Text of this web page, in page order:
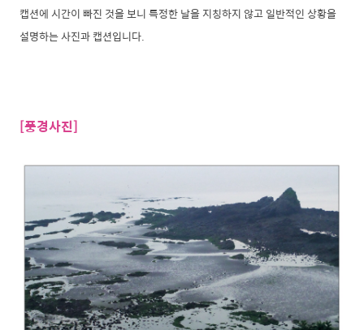
캡션에 시간이 빠진 것을 보니 특정한 날을 지칭하지 않고 일반적인 상황을
설명하는 사진과 캡션입니다.
[풍경사진]